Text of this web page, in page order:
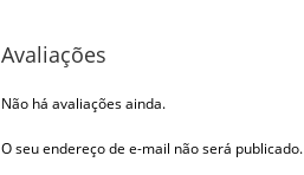
Avaliações
Não há avaliações ainda.
O seu endereço de e-mail não será publicado.